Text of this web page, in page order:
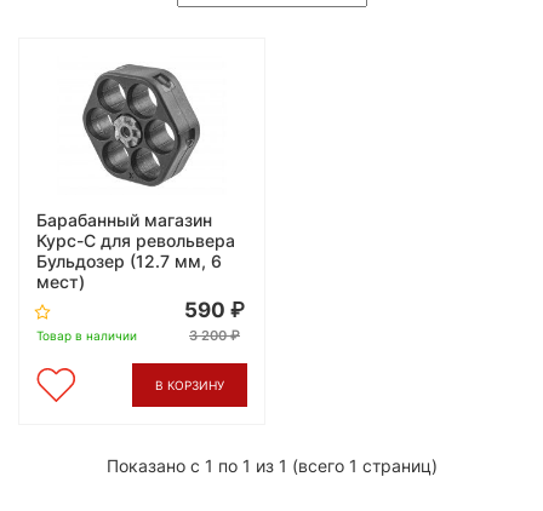
Барабанный магазин
Курс-С для револьвера
Бульдозер (12.7 мм, 6
мест)
Товар в наличии
590
3 200
В КОРЗИНУ
Показано с 1 по 1 из 1 (всего 1 страниц)